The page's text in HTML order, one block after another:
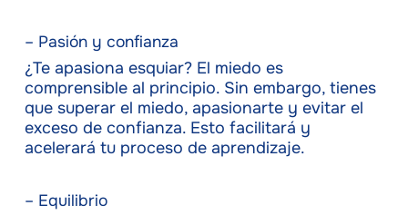
– Pasión y confianza
¿Te apasiona esquiar? El miedo es
comprensible al principio. Sin embargo, tienes
que superar el miedo, apasionarte y evitar el
exceso de confianza. Esto facilitará y
acelerará tu proceso de aprendizaje.
– Equilibrio